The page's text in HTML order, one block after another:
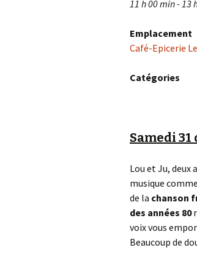
11 h 00 min - 13
Emplacement
Café-Epicerie
Catégories
Samedi 31
Lou et Ju,
musique
de la chanson
des années 80
voix vous
Beaucoup de